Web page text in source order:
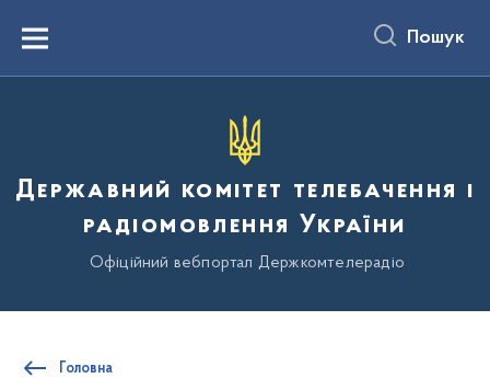
вмістуMenu Пошук
Державний комітет телебачення і
радіомовлення України
Офіційний вебпортал Держкомтелерадіо
Головна